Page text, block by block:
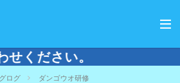
ログ ダンゴウオ研修